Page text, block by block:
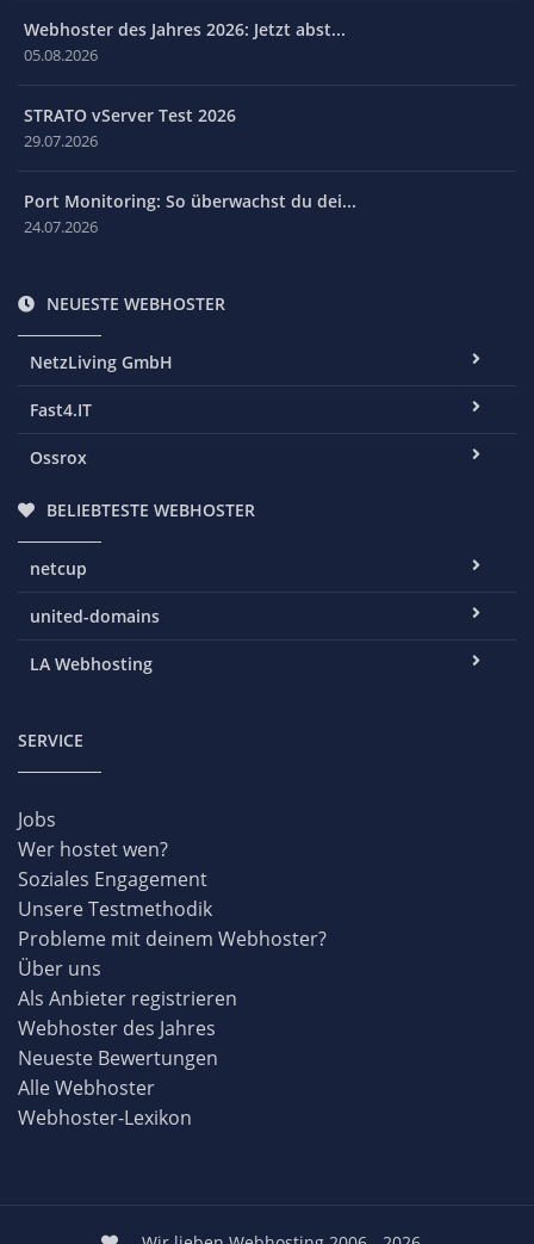
Webhoster des Jahres 2026: Jetzt abst...
05.08.2026
STRATO vServer Test 2026
29.07.2026
Port Monitoring: So überwachst du dei...
24.07.2026
NEUESTE WEBHOSTER
NetzLiving GmbH
Fast4.IT
Ossrox
BELIEBTESTE WEBHOSTER
netcup
united-domains
LA Webhosting
SERVICE
Jobs
Wer hostet wen?
Soziales Engagement
Unsere Testmethodik
Probleme mit deinem Webhoster?
Über uns
Als Anbieter registrieren
Webhoster des Jahres
Neueste Bewertungen
Alle Webhoster
Webhoster-Lexikon